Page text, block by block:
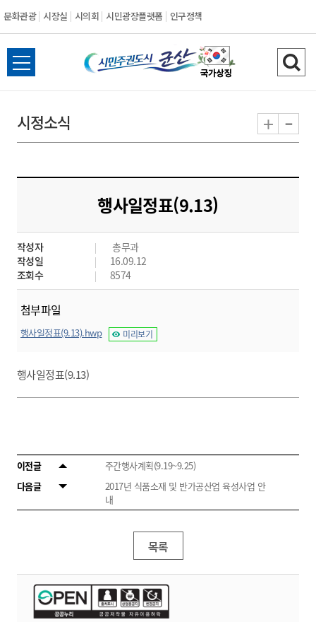
문화관광 시장실 시의회 시민광장플랫폼 인구정책
시
민
도
시
군
산
전
체
뉴
열
검
색
기
시정소식 + -
행사일정표(9.13)
작성자
총무과
작성일
16.09.12
조회수
8574
첨부파일
행사일정표(9.13).hwp 미리보기
행사일정표(9.13)
이전글
주간행사계획(9.19~9.25)
다음글
2017년 식품소재 및 반가공산업 육성사업 안
내
목록